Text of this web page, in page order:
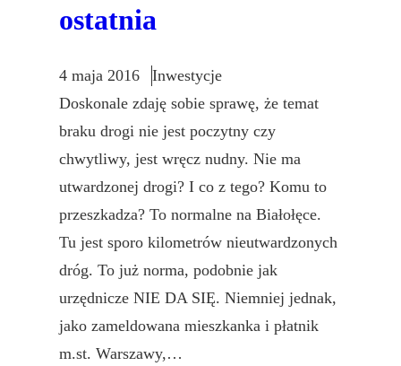
ostatnia
4 maja 2016
Inwestycje
Doskonale zdaję sobie sprawę, że temat
braku drogi nie jest poczytny czy
chwytliwy, jest wręcz nudny. Nie ma
utwardzonej drogi? I co z tego? Komu to
przeszkadza? To normalne na Białołęce.
Tu jest sporo kilometrów nieutwardzonych
dróg. To już norma, podobnie jak
urzędnicze NIE DA SIĘ. Niemniej jednak,
jako zameldowana mieszkanka i płatnik
m.st. Warszawy,…